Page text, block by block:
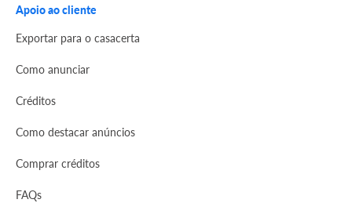
Apoio ao cliente
Exportar para o casacerta
Como anunciar
Créditos
Como destacar anúncios
Comprar créditos
FAQs